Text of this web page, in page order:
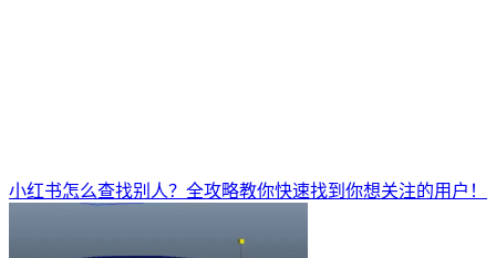
小红书怎么查找别人？全攻略教你快速找到你想关注的用户！